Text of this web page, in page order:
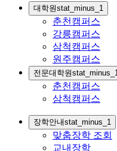
대학원stat_minus_1
춘천캠퍼스
강릉캠퍼스
삼척캠퍼스
원주캠퍼스
전문대학원stat_minus_1
춘천캠퍼스
삼척캠퍼스
장학안내stat_minus_1
맞춤장학 조회
교내장학